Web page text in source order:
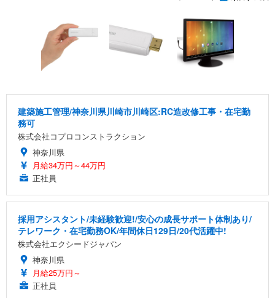
建築施工管理/神奈川県川崎市川崎区:RC造改修工事・在宅勤
務可
株式会社コプロコンストラクション
神奈川県
月給34万円～44万円
正社員
採用アシスタント/未経験歓迎!/安心の成長サポート体制あり/
テレワーク・在宅勤務OK/年間休日129日/20代活躍中!
株式会社エクシードジャパン
神奈川県
月給25万円～
正社員